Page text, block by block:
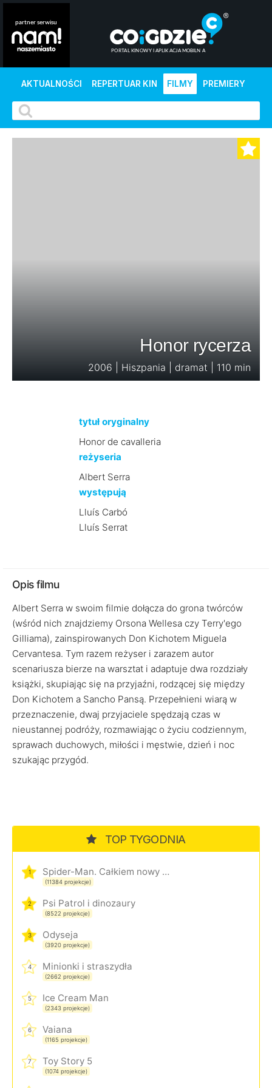
AKTUALNOŚCI REPERTUAR KIN FILMY PREMIERY
Honor rycerza
2006 | Hiszpania | dramat | 110 min
tytuł oryginalny
Honor de cavalleria
reżyseria
Albert Serra
występują
Lluís Carbó
Lluís Serrat
Opis filmu
Albert Serra w swoim filmie dołącza do grona twórców
(wśród nich znajdziemy Orsona Wellesa czy Terry'ego
Gilliama), zainspirowanych Don Kichotem Miguela
Cervantesa. Tym razem reżyser i zarazem autor
scenariusza bierze na warsztat i adaptuje dwa rozdziały
książki, skupiając się na przyjaźni, rodzącej się między
Don Kichotem a Sancho Pansą. Przepełnieni wiarą w
przeznaczenie, dwaj przyjaciele spędzają czas w
nieustannej podróży, rozmawiając o życiu codziennym,
sprawach duchowych, miłości i męstwie, dzień i noc
szukając przygód.
TOP TYGODNIA
1 Spider-Man. Całkiem nowy dzień
(11384 projekcje)
2 Psi Patrol i dinozaury
(8522 projekcje)
3 Odyseja
(3920 projekcje)
4 Minionki i straszydła
(2662 projekcje)
5 Ice Cream Man
(2343 projekcje)
6 Vaiana
(1165 projekcje)
7 Toy Story 5
(1074 projekcje)